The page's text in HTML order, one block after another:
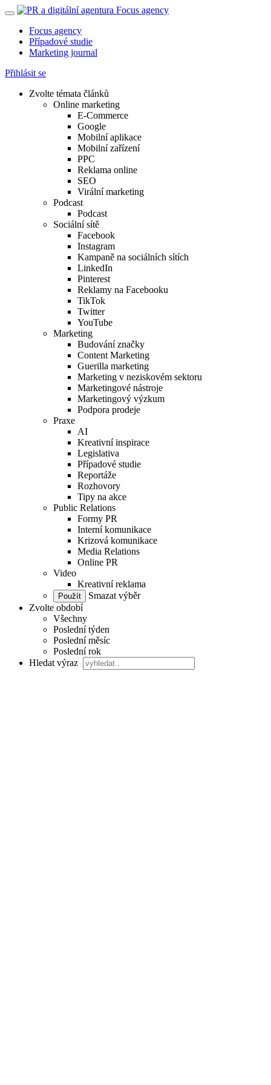
Focus agency
Případové studie
Marketing journal
Přihlásit se
Zvolte témata článků
Online marketing
E-Commerce
Google
Mobilní aplikace
Mobilní zařízení
PPC
Reklama online
SEO
Virální marketing
Podcast
Podcast
Sociální sítě
Facebook
Instagram
Kampaně na sociálních sítích
LinkedIn
Pinterest
Reklamy na Facebooku
TikTok
Twitter
YouTube
Marketing
Budování značky
Content Marketing
Guerilla marketing
Marketing v neziskovém sektoru
Marketingové nástroje
Marketingový výzkum
Podpora prodeje
Praxe
AI
Kreativní inspirace
Legislativa
Případové studie
Reportáže
Rozhovory
Tipy na akce
Public Relations
Formy PR
Interní komunikace
Krizová komunikace
Media Relations
Online PR
Video
Kreativní reklama
Smazat výběr
Zvolte období
Všechny
Poslední týden
Poslední měsíc
Poslední rok
Hledat výraz